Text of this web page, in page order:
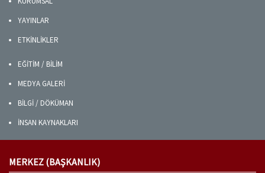
YAYINLAR
ETKİNLİKLER
EĞİTİM / BİLİM
MEDYA GALERİ
BİLGİ / DÖKÜMAN
İNSAN KAYNAKLARI
MERKEZ (BAŞKANLIK)